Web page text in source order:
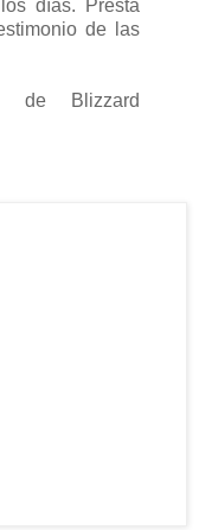
días. Presta
de las
de Blizzard